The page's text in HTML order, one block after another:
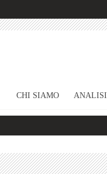
CHI SIAMO ANALISI